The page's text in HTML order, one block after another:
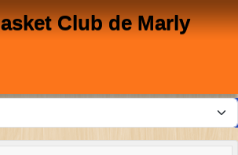
Club de Marly
cookies